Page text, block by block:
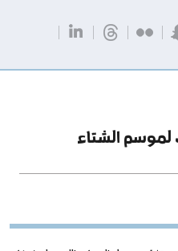
لموسم الشتاء